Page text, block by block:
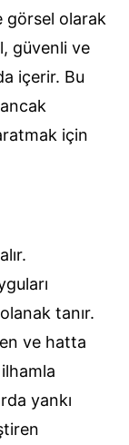
görsel olarak
güvenli ve
içerir. Bu
için
tanır.
ve hatta
yankı